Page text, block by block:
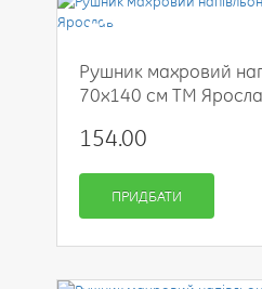
-50%
Рушник махровий
70x140 см ТМ
154.00
ПРИДБАТИ